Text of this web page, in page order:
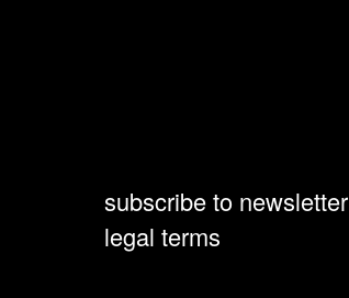
subscribe to newsletter
legal terms